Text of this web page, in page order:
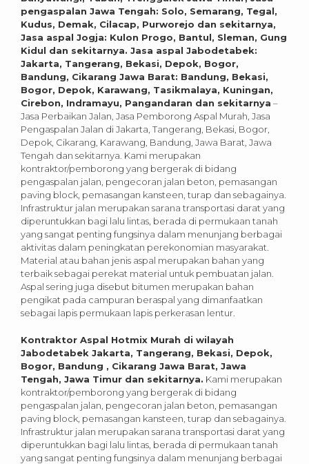
pengaspalan Jawa Tengah: Solo, Semarang, Tegal,
Kudus, Demak, Cilacap, Purworejo dan sekitarnya,
Jasa aspal Jogja: Kulon Progo, Bantul, Sleman, Gung
Kidul dan sekitarnya. Jasa aspal Jabodetabek:
Jakarta, Tangerang, Bekasi, Depok, Bogor,
Bandung, Cikarang Jawa Barat: Bandung, Bekasi,
Bogor, Depok, Karawang, Tasikmalaya, Kuningan,
Cirebon, Indramayu, Pangandaran dan sekitarnya –
Jasa Perbaikan Jalan, Jasa Pemborong Aspal Murah, Jasa
Pengaspalan Jalan di Jakarta, Tangerang, Bekasi, Bogor,
Depok, Cikarang, Karawang, Bandung, Jawa Barat, Jawa
Tengah dan sekitarnya. Kami merupakan
kontraktor/pemborong yang bergerak di bidang
pengaspalan jalan, pengecoran jalan beton, pemasangan
paving block, pemasangan kansteen, turap dan sebagainya.
Infrastruktur jalan merupakan sarana transportasi darat yang
diperuntukkan bagi lalu lintas, berada di permukaan tanah
yang sangat penting fungsinya dalam menunjang berbagai
aktivitas dalam peningkatan perekonomian masyarakat.
Material atau bahan jenis aspal merupakan bahan yang
terbaik sebagai perekat material untuk pembuatan jalan.
Aspal sering juga disebut bitumen merupakan bahan
pengikat pada campuran beraspal yang dimanfaatkan
sebagai lapis permukaan lapis perkerasan lentur.
Kontraktor Aspal Hotmix Murah di wilayah
Jabodetabek Jakarta, Tangerang, Bekasi, Depok,
Bogor, Bandung , Cikarang Jawa Barat, Jawa
Tengah, Jawa Timur dan sekitarnya. Kami merupakan
kontraktor/pemborong yang bergerak di bidang
pengaspalan jalan, pengecoran jalan beton, pemasangan
paving block, pemasangan kansteen, turap dan sebagainya.
Infrastruktur jalan merupakan sarana transportasi darat yang
diperuntukkan bagi lalu lintas, berada di permukaan tanah
yang sangat penting fungsinya dalam menunjang berbagai